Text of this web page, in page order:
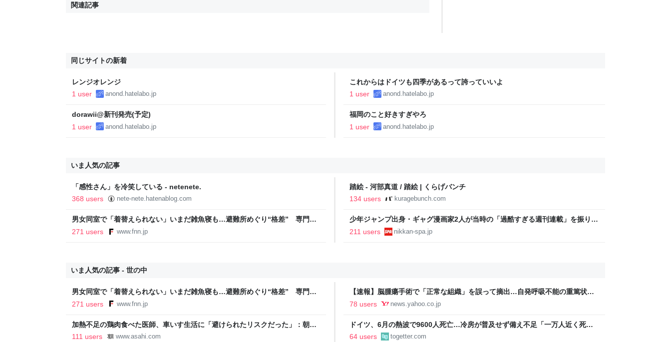
関連記事
同じサイトの新着
レンジオレンジ
1 user
anond.hatelabo.jp
これからはドイツも四季があるって誇っていいよ
1 user
anond.hatelabo.jp
dorawii@新刊発売(予定)
1 user
anond.hatelabo.jp
福岡のこと好きすぎやろ
1 user
anond.hatelabo.jp
いま人気の記事
「感性さん」を冷笑している - netenete.
368 users
nete-nete.hatenablog.com
踏絵 - 河部真道 / 踏絵 | くらげバンチ
134 users
kuragebunch.com
男女同室で「着替えられない」いまだ雑魚寝も…避難所めぐり“格差” 専門家
「標準化されていない」 令和8年熊本地震｜FNNプライムオンライン
271 users www.fnn.jp
少年ジャンプ出身・ギャグ漫画家2人が当時の「過酷すぎる週刊連載」を振り返
る。「ヘルニアで入院しても原稿は落とさない」ストイックな舞台裏 | 日刊
211 users nikkan-spa.jp
いま人気の記事 - 世の中
男女同室で「着替えられない」いまだ雑魚寝も…避難所めぐり“格差” 専門家
「標準化されていない」 令和8年熊本地震｜FNNプライムオンライン
271 users www.fnn.jp
【速報】脳腫瘍手術で「正常な組織」を誤って摘出…自発呼吸不能の重篤状態
に 「腫瘍でない」結果出ても“勘違い”で摘出継続 通常の生活送っていた患
78 users news.yahoo.co.jp
加熱不足の鶏肉食べた医師、車いす生活に「避けられたリスクだった」：朝日
新聞
111 users www.asahi.com
ドイツ、6月の熱波で9600人死亡…冷房が普及せず備え不足「一万人近く死ぬ
とかもう災害じゃん…」「本来のドイツの夏は日本の10月ぐらいの気候やから
64 users togetter.com